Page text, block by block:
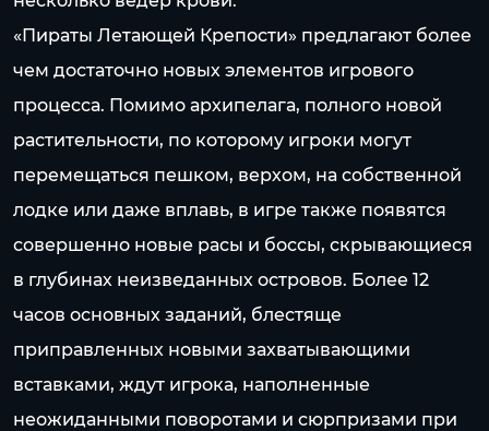
«Пираты Летающей Крепости» предлагают более
чем достаточно новых элементов игрового
процесса. Помимо архипелага, полного новой
растительности, по которому игроки могут
перемещаться пешком, верхом, на собственной
лодке или даже вплавь, в игре также появятся
совершенно новые расы и боссы, скрывающиеся
в глубинах неизведанных островов. Более 12
часов основных заданий, блестяще
приправленных новыми захватывающими
вставками, ждут игрока, наполненные
неожиданными поворотами и сюрпризами при